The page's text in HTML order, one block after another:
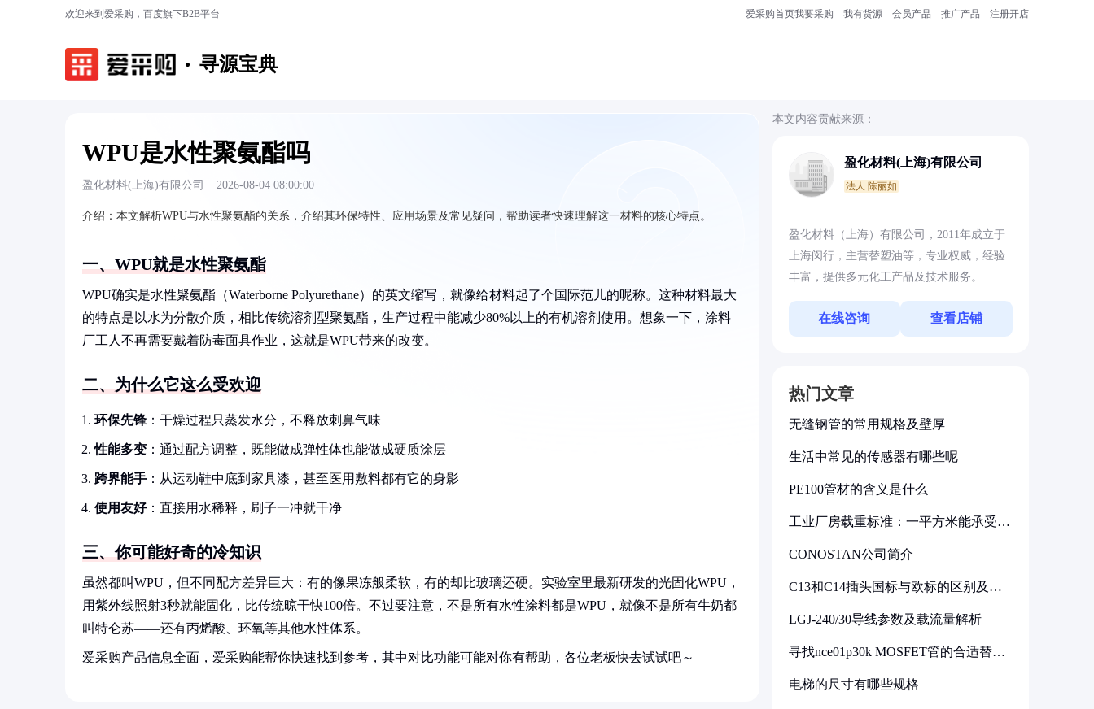
欢迎来到爱采购，百度旗下B2B平台 爱采购首页我要采购 我有货源 会员产品 推广产品 注册开店
寻源宝典
WPU是水性聚氨酯吗
盈化材料(上海)有限公司 · 2026-08-04 08:00:00
介绍： 本文解析WPU与水性聚氨酯的关系，介绍其环保特性、应用场景及常见疑问，帮助读者快速理解这一材料的核心特点。
一、WPU就是水性聚氨酯
WPU确实是水性聚氨酯（Waterborne Polyurethane）的英文缩写，就像给材料起了个国际范儿的昵称。这种材料最大
的特点是以水为分散介质，相比传统溶剂型聚氨酯，生产过程中能减少80%以上的有机溶剂使用。想象一下，涂料
厂工人不再需要戴着防毒面具作业，这就是WPU带来的改变。
二、为什么它这么受欢迎
环保先锋 ：干燥过程只蒸发水分，不释放刺鼻气味
性能多变 ：通过配方调整，既能做成弹性体也能做成硬质涂层
跨界能手 ：从运动鞋中底到家具漆，甚至医用敷料都有它的身影
使用友好：直接用水稀释，刷子一冲就干净
三、你可能好奇的冷知识
虽然都叫WPU，但不同配方差异巨大：有的像果冻般柔软，有的却比玻璃还硬。实验室里最新研发的光固化WPU，
用紫外线照射3秒就能固化，比传统晾干快100倍。不过要注意，不是所有水性涂料都是WPU，就像不是所有牛奶都
叫特仑苏——还有丙烯酸、环氧等其他水性体系。
爱采购产品信息全面，爱采购能帮你快速找到参考，其中对比功能可能对你有帮助，各位老板快去试试吧～
本文内容贡献来源：
盈化材料(上海)有限公司
法人:陈丽如
盈化材料（上海）有限公司，2011年成立于
上海闵行，主营替塑油等，专业权威，经验
丰富，提供多元化工产品及技术服务。
在线咨询 查看店铺
热门文章
无缝钢管的常用规格及壁厚
生活中常见的传感器有哪些呢
PE100管材的含义是什么
工业厂房载重标准：一平方米能承受多
CONOSTAN公司简介
C13和C14插头国标与欧标的区别及其
LGJ-240/30导线参数及载流量解析
寻找nce01p30k MOSFET管的合适替代
电梯的尺寸有哪些规格